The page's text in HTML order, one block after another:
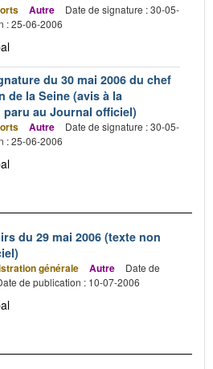
Autre
Date de signature : 30-05-
: 25-06-2006
du 30 mai 2006 du chef
de la Seine (avis à la
au Journal officiel)
Autre
Date de signature : 30-05-
: 25-06-2006
du 29 mai 2006 (texte non
générale Autre
Date de
de publication : 10-07-2006